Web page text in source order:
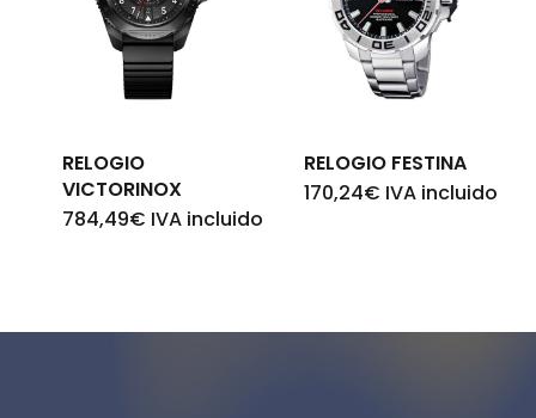
RELOGIO
VICTORINOX
784,49€ IVA incluido
RELOGIO FESTINA
170,24€ IVA incluido